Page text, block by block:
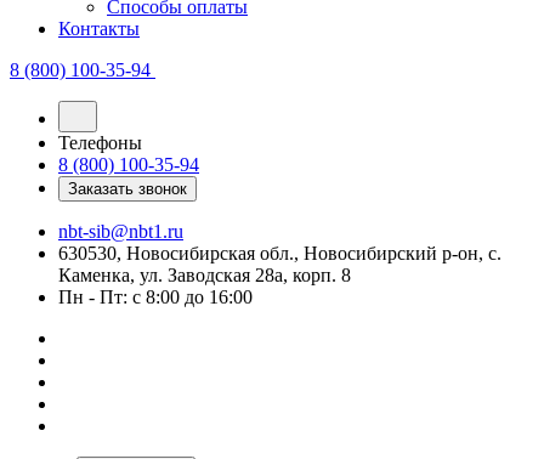
Способы оплаты
Контакты
8 (800) 100-35-94
Телефоны
8 (800) 100-35-94
Заказать звонок
nbt-sib@nbt1.ru
630530, Новосибирская обл., Новосибирский р-он, с.
Каменка, ул. Заводская 28а, корп. 8
Пн - Пт: с 8:00 до 16:00